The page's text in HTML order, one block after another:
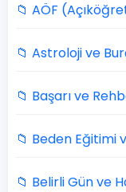
📁 AÖF
📁 Astroloji ve
📁 Başarı ve
📁 Beden Eğitimi
📁 Belirli Gün ve